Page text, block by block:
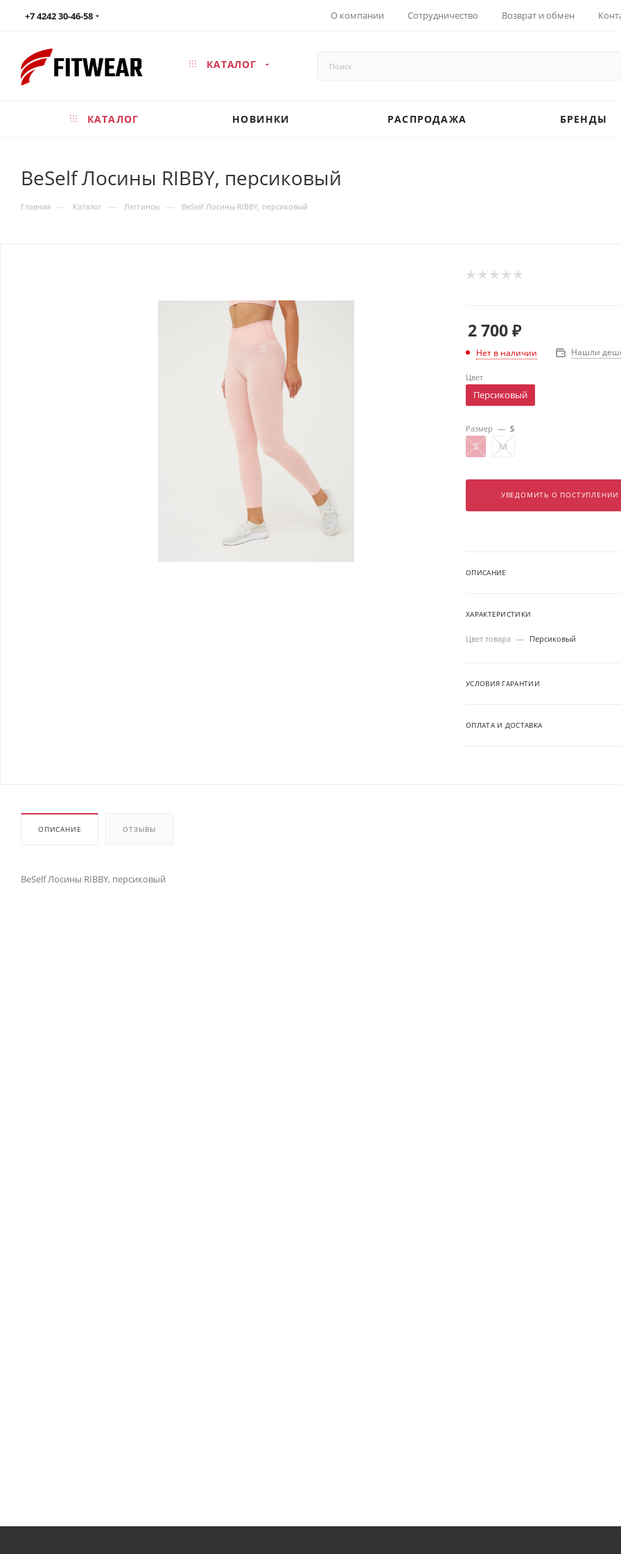
+7 4242 30-46-58 О компании Сотрудничество Возврат и обмен
КАТАЛОГ
КАТАЛОГ НОВИНКИ РАСПРОДАЖА БРЕНДЫ
BeSelf Лосины RIBBY, персиковый
Главная — Каталог — Леггинсы — BeSelf Лосины RIBBY, персиковый
2 700₽
Нет в наличии Нашли
Цвет
Персиковый
Размер — S
S M
УВЕДОМИТЬ О ПОСТУПЛЕНИИ
ОПИСАНИЕ
ХАРАКТЕРИСТИКИ
Цвет товара — Персиковый
УСЛОВИЯ ГАРАНТИИ
ОПЛАТА И ДОСТАВКА
ОПИСАНИЕ ОТЗЫВЫ
BeSelf Лосины RIBBY, персиковый